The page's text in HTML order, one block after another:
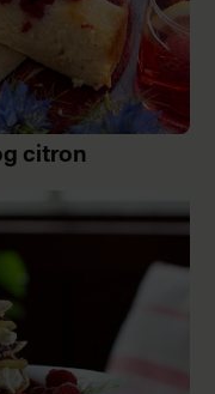
citron